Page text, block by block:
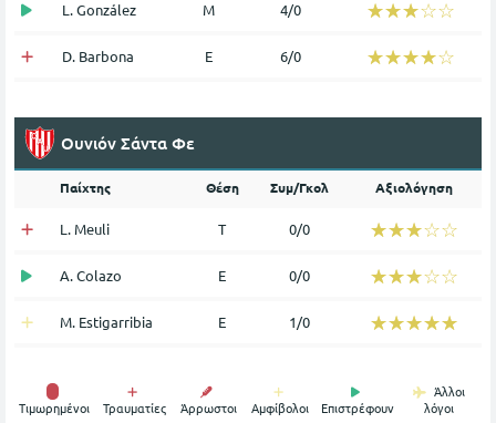
L. González Μ 4/0 ☆☆☆☆☆
★★★★★
D. Barbona Ε 6/0 ☆☆☆☆☆
★★★★★
Ουνιόν Σάντα Φε
Παίχτης Θέση Συμ/Γκολ Αξιολόγηση
L. Meuli Τ 0/0 ☆☆☆☆☆
★★★★★
A. Colazo Ε 0/0 ☆☆☆☆☆
★★★★★
M. Estigarribia Ε 1/0 ☆☆☆☆☆
★★★★★
Tιμωρημένοι Τραυματίες Άρρωστοι Αμφίβολοι Επιστρέφουν
Άλλοι
λόγοι